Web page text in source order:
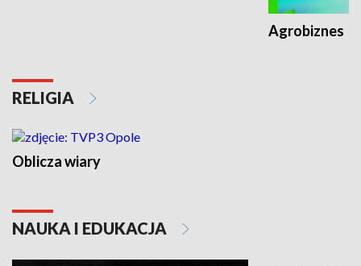
Agrobiznes
RELIGIA
Oblicza wiary
NAUKA I EDUKACJA